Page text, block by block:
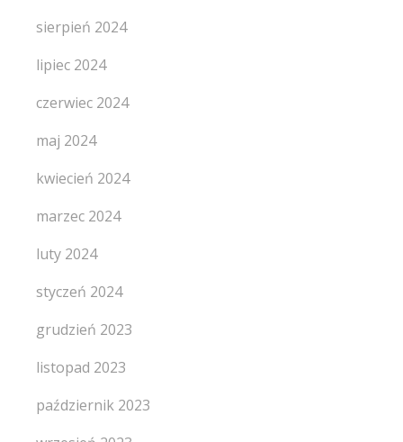
sierpień 2024
lipiec 2024
czerwiec 2024
maj 2024
kwiecień 2024
marzec 2024
luty 2024
styczeń 2024
grudzień 2023
listopad 2023
październik 2023